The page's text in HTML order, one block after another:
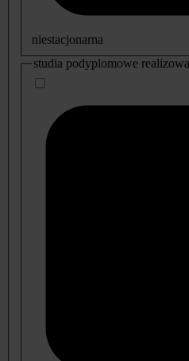
niestacjonarna
studia podyplomowe